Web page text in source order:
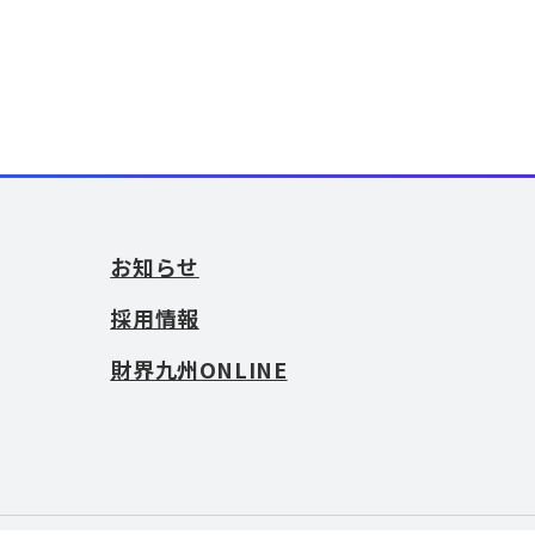
お知らせ
採用情報
財界九州ONLINE